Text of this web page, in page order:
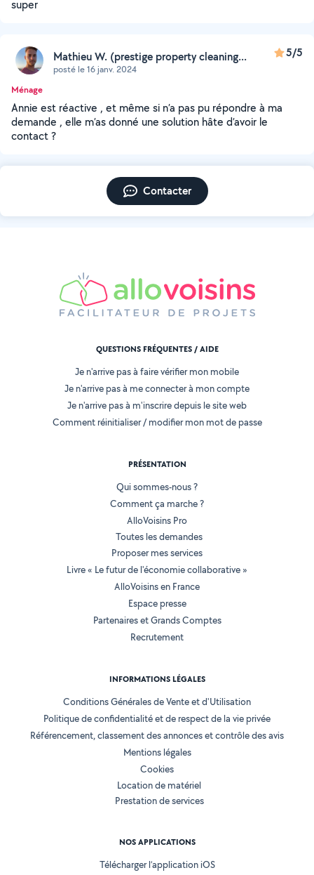
super
Mathieu W. (prestige property cleaning...
posté le 16 janv. 2024
5/5
Ménage
Annie est réactive , et même si n’a pas pu répondre à ma
demande , elle m’as donné une solution hâte d’avoir le
contact ?
Contacter
QUESTIONS FRÉQUENTES / AIDE
Je n'arrive pas à faire vérifier mon mobile
Je n'arrive pas à me connecter à mon compte
Je n'arrive pas à m'inscrire depuis le site web
Comment réinitialiser / modifier mon mot de passe
PRÉSENTATION
Qui sommes-nous ?
Comment ça marche ?
AlloVoisins Pro
Toutes les demandes
Proposer mes services
Livre « Le futur de l'économie collaborative »
AlloVoisins en France
Espace presse
Partenaires et Grands Comptes
Recrutement
INFORMATIONS LÉGALES
Conditions Générales de Vente et d'Utilisation
Politique de confidentialité et de respect de la vie privée
Référencement, classement des annonces et contrôle des avis
Mentions légales
Cookies
Location de matériel
Prestation de services
NOS APPLICATIONS
Télécharger l’application iOS